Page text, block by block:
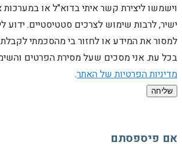
וישמשו ליצירת קשר איתי בדוא"ל או במערכות
ישיר, לרבות שימוש לצרכים סטטיסטיים. ידוע
למסור את המידע או לחזור בי מהסכמתי לקבלת
בכל עת. אני מסכים שעל מסירת הפרטים
מדיניות הפרטיות של האתר.
שליחה
אם פיספסתם